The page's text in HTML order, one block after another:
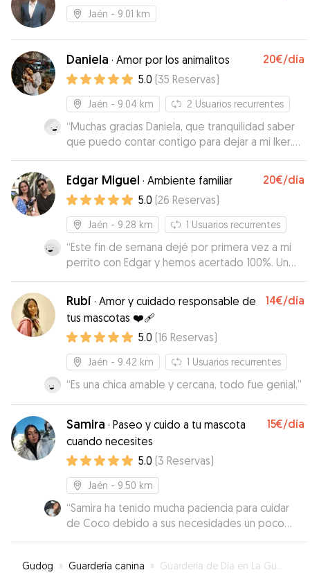
Jaén - 9.01 km
Daniela · Amor por los animalitos 20€/día
5.0 (35 Reservas)
Jaén - 9.04 km 2 Usuarios recurrentes
“Muchas gracias Daniela, que tranquilidad saber
que puedo contar contigo para dejar a mi Iker.
Nos veremos pronto, sin duda volveré a dejarlo
contigo. ”
Edgar Miguel · Ambiente familiar 20€/día
5.0 (26 Reservas)
Jaén - 9.28 km 1 Usuarios recurrentes
“Este fin de semana dejé por primera vez a mi
perrito con Edgar y hemos acertado 100%. Un
encanto de persona y se le nota que quiere y
cuida a los animales. Totalmente recomendable,
de 10!!! ”
Rubí · Amor y cuidado responsable de
tus mascotas ❤️‍🩹
14€/día
5.0 (16 Reservas)
Jaén - 9.42 km 1 Usuarios recurrentes
“Es una chica amable y cercana, todo fue genial.”
Samira · Paseo y cuido a tu mascota
cuando necesites
15€/día
5.0 (3 Reservas)
Jaén - 9.50 km
“Samira ha tenido mucha paciencia para cuidar
de Coco debido a sus necesidades un poco
más especiales y su rutina algo estricta. Le dio su
estaba en buenas manos. Repetiremos si en
Gudog » Guardería canina » Guardería de Día en La Guardia de Jaén